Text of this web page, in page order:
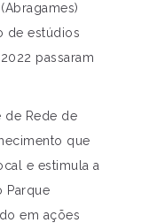
de estúdios
passaram
de Rede de
que
e estimula a
Parque
em ações